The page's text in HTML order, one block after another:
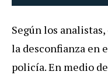
Según los
la desconfianza en
policía. En medio